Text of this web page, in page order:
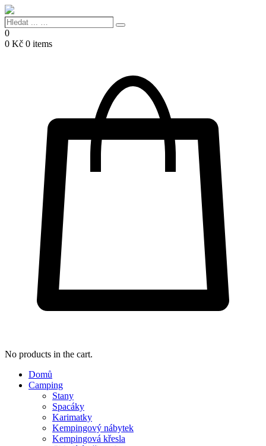
Hledat
...
…
Search
0
0 Kč 0 items
No products in the cart.
Domů
Camping
Stany
Spacáky
Karimatky
Kempingový nábytek
Kempingová křesla